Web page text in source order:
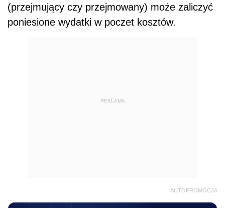
(przejmujący czy przejmowany) może zaliczyć
poniesione wydatki w poczet kosztów.
REKLAMA
AUTOPROMOCJA